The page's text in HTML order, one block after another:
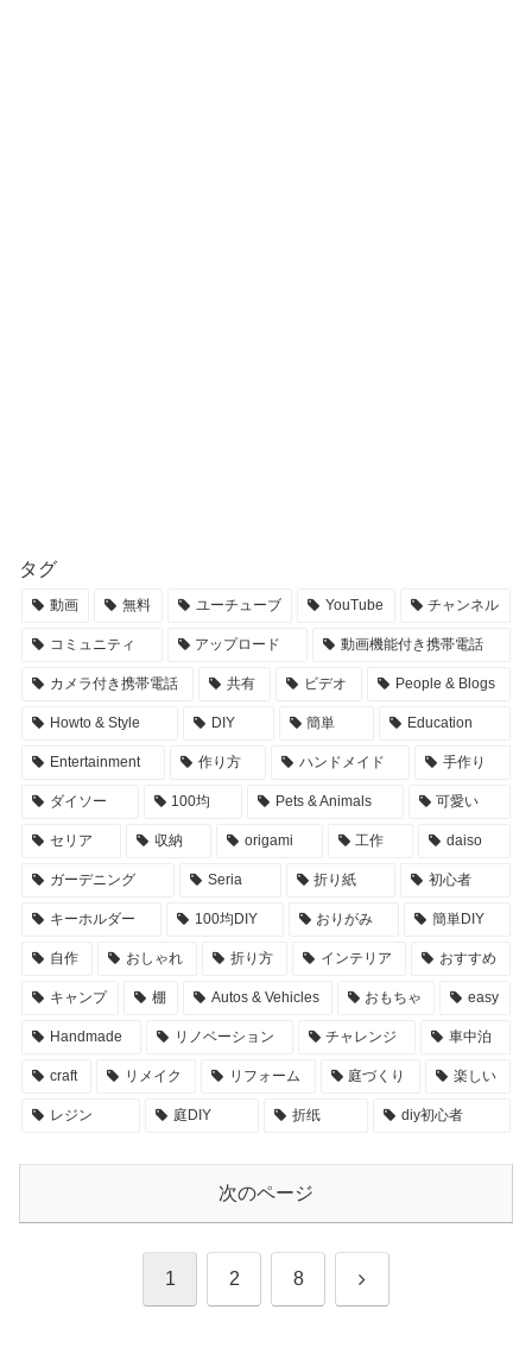
タグ
動画 無料 ユーチューブ YouTube チャンネル
コミュニティ アップロード 動画機能付き携帯電話
カメラ付き携帯電話 共有 ビデオ People & Blogs
Howto & Style DIY 簡単 Education
Entertainment 作り方 ハンドメイド 手作り
ダイソー 100均 Pets & Animals 可愛い
セリア 収納 origami 工作 daiso
ガーデニング Seria 折り紙 初心者
キーホルダー 100均DIY おりがみ 簡単DIY
自作 おしゃれ 折り方 インテリア おすすめ
キャンプ 棚 Autos & Vehicles おもちゃ easy
Handmade リノベーション チャレンジ 車中泊
craft リメイク リフォーム 庭づくり 楽しい
レジン 庭DIY 折纸 diy初心者
次のページ
1 2 8 次